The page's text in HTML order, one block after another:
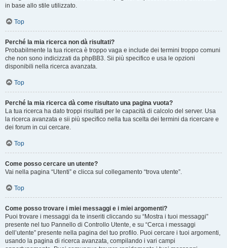
in base allo stile utilizzato.
Top
Perché la mia ricerca non dà risultati?
Probabilmente la tua ricerca è troppo vaga e include dei termini troppo comuni
che non sono indicizzati da phpBB3. Sii più specifico e usa le opzioni
disponibili nella ricerca avanzata.
Top
Perché la mia ricerca dà come risultato una pagina vuota?
La tua ricerca ha dato troppi risultati per le capacità di calcolo del server. Usa
la ricerca avanzata e sii più specifico nella tua scelta dei termini da ricercare e
dei forum in cui cercare.
Top
Come posso cercare un utente?
Vai nella pagina “Utenti” e clicca sul collegamento “trova utente”.
Top
Come posso trovare i miei messaggi e i miei argomenti?
Puoi trovare i messaggi da te inseriti cliccando su “Mostra i tuoi messaggi”
presente nel tuo Pannello di Controllo Utente, e su “Cerca i messaggi
dell’utente” presente nella pagina del tuo profilo. Puoi cercare i tuoi argomenti,
usando la pagina di ricerca avanzata, compilando i vari campi